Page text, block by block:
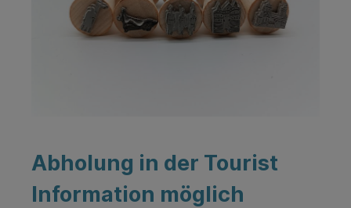
Abholung in der Tourist
Information möglich